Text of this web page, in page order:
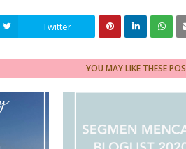
Twitter
YOU MAY LIKE THESE